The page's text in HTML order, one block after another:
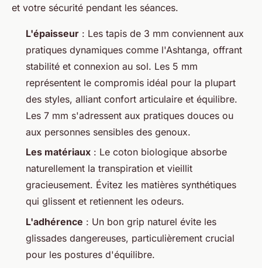
et votre sécurité pendant les séances.
L'épaisseur : Les tapis de 3 mm conviennent aux
pratiques dynamiques comme l'Ashtanga, offrant
stabilité et connexion au sol. Les 5 mm
représentent le compromis idéal pour la plupart
des styles, alliant confort articulaire et équilibre.
Les 7 mm s'adressent aux pratiques douces ou
aux personnes sensibles des genoux.
Les matériaux : Le coton biologique absorbe
naturellement la transpiration et vieillit
gracieusement. Évitez les matières synthétiques
qui glissent et retiennent les odeurs.
L'adhérence : Un bon grip naturel évite les
glissades dangereuses, particulièrement crucial
pour les postures d'équilibre.